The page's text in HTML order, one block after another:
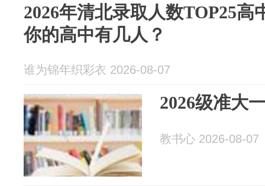
2026年清北录取人数TOP25高
你的高中有几人？
谁为锦年织彩衣 2026-08-07
2026级准大
教书心 2026-08-07